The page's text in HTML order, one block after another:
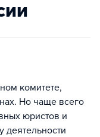
комитете,
Но чаще всего
юристов и
деятельности